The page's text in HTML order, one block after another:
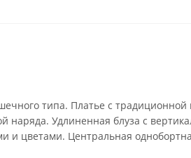
типа. Платье с традиционной
наряда. Удлиненная блуза с
цветами. Центральная